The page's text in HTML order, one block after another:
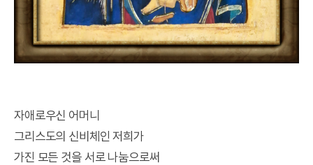
자애로우신 어머니
그리스도의 신비체인 저희가
가진 모든 것을 서로 나눔으로써